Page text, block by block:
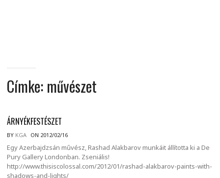
Címke: művészet
ÁRNYÉKFESTÉSZET
BY KGA ON 2012/02/16
Egy Azerbajdzsán művész, Rashad Alakbarov munkáit állította ki a De
Pury Gallery Londonban. Zseniális!
http://www.thisiscolossal.com/2012/01/rashad-alakbarov-paints-with-
shadows-and-lights/